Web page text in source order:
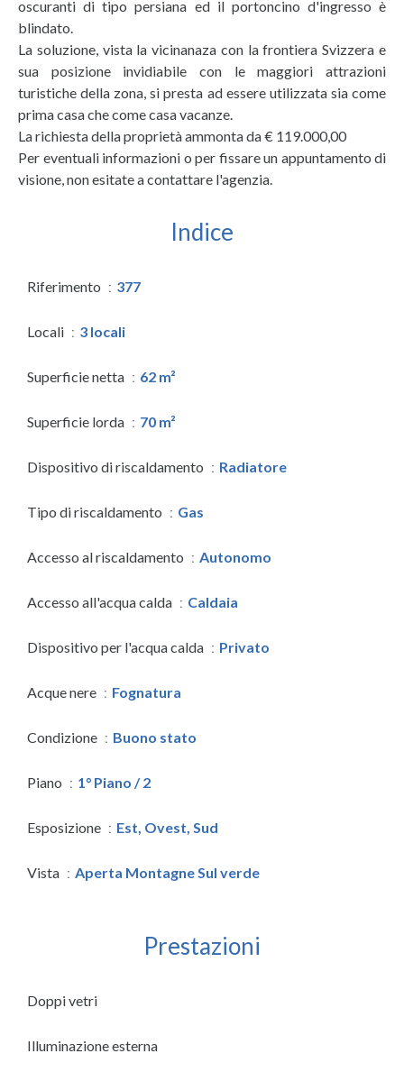
oscuranti di tipo persiana ed il portoncino d'ingresso è
blindato.
La soluzione, vista la vicinanaza con la frontiera Svizzera e
sua posizione invidiabile con le maggiori attrazioni
turistiche della zona, si presta ad essere utilizzata sia come
prima casa che come casa vacanze.
La richiesta della proprietà ammonta da € 119.000,00
Per eventuali informazioni o per fissare un appuntamento di
visione, non esitate a contattare l'agenzia.
Indice
Riferimento 377
Locali 3 locali
Superficie netta 62 m²
Superficie lorda 70 m²
Dispositivo di riscaldamento Radiatore
Tipo di riscaldamento Gas
Accesso al riscaldamento Autonomo
Accesso all'acqua calda Caldaia
Dispositivo per l'acqua calda Privato
Acque nere Fognatura
Condizione Buono stato
Piano 1° Piano / 2
Esposizione Est, Ovest, Sud
Vista Aperta Montagne Sul verde
Prestazioni
Doppi vetri
Illuminazione esterna